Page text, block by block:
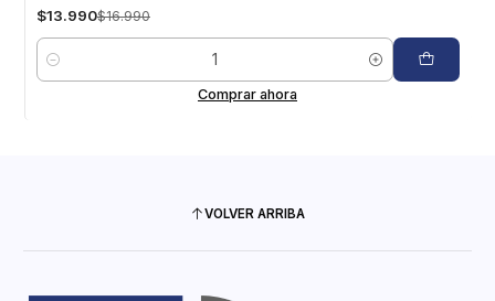
$13.990$16.990
Cantidad
Comprar ahora
VOLVER ARRIBA